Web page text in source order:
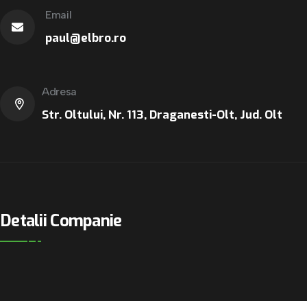
Email
paul@elbro.ro
Adresa
Str. Oltului, Nr. 113, Draganesti-Olt, Jud. Olt
Detalii Companie